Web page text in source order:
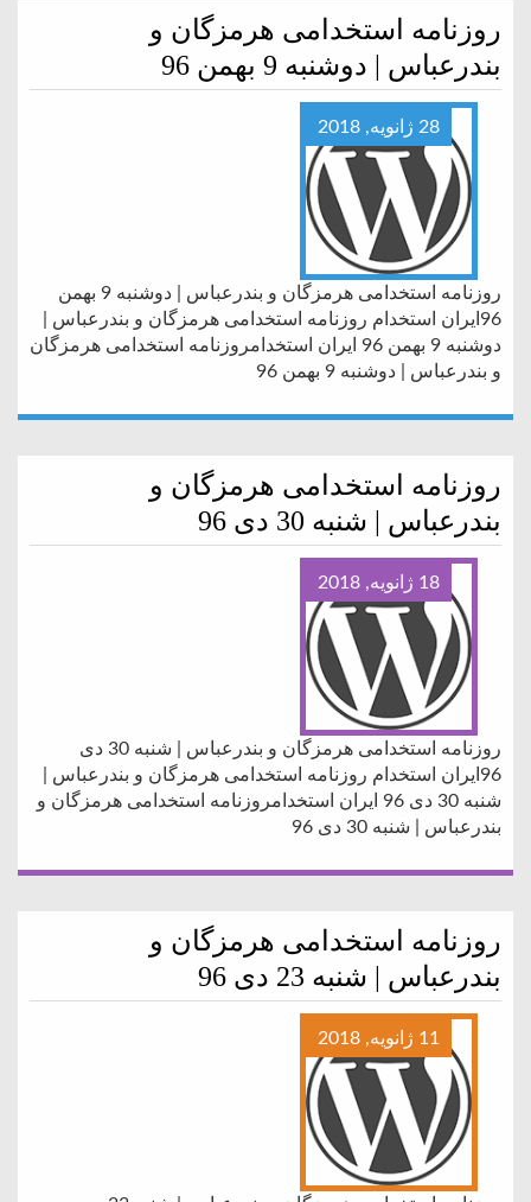
روزنامه استخدامی هرمزگان و
بندرعباس | دوشنبه 9 بهمن 96
28 ژانویه, 2018
روزنامه استخدامی هرمزگان و بندرعباس | دوشنبه 9 بهمن
96ایران استخدام روزنامه استخدامی هرمزگان و بندرعباس |
دوشنبه 9 بهمن 96 ایران استخدامروزنامه استخدامی هرمزگان
و بندرعباس | دوشنبه 9 بهمن 96
روزنامه استخدامی هرمزگان و
بندرعباس | شنبه 30 دی 96
18 ژانویه, 2018
روزنامه استخدامی هرمزگان و بندرعباس | شنبه 30 دی
96ایران استخدام روزنامه استخدامی هرمزگان و بندرعباس |
شنبه 30 دی 96 ایران استخدامروزنامه استخدامی هرمزگان و
بندرعباس | شنبه 30 دی 96
روزنامه استخدامی هرمزگان و
بندرعباس | شنبه 23 دی 96
11 ژانویه, 2018